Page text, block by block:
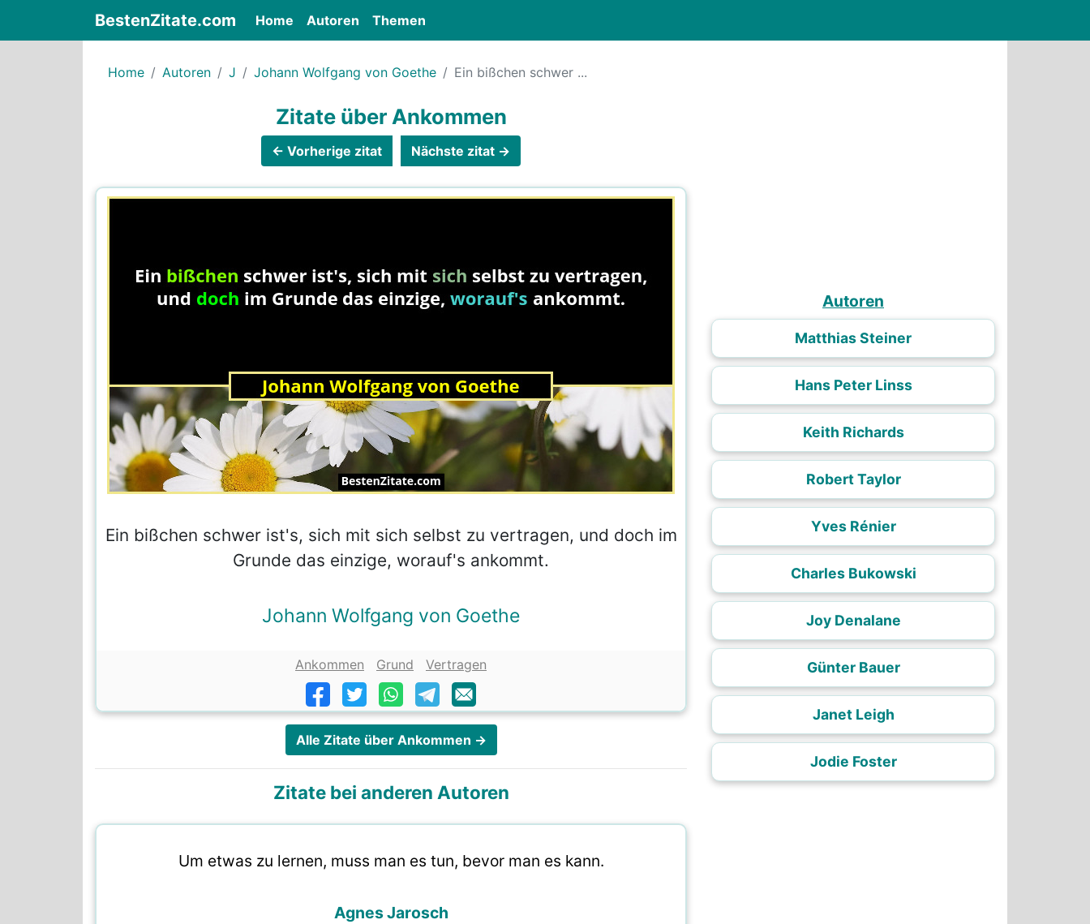
BestenZitate.com Home (current)
Autoren Themen
Home Autoren J Johann Wolfgang von Goethe Ein bißchen schwer ...
Zitate über Ankommen
← Vorherige zitat Nächste zitat →
Ein bißchen schwer ist's, sich mit sich selbst zu vertragen, und doch im
Grunde das einzige, worauf's ankommt.
Johann Wolfgang von Goethe
Ankommen Grund Vertragen
Alle Zitate über Ankommen →
Zitate bei anderen Autoren
Um etwas zu lernen, muss man es tun, bevor man es kann.
Agnes Jarosch
Autoren
Matthias Steiner
Hans Peter Linss
Keith Richards
Robert Taylor
Yves Rénier
Charles Bukowski
Joy Denalane
Günter Bauer
Janet Leigh
Jodie Foster